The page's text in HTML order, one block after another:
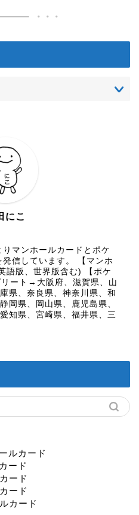
にこ
マンホールカードとポケ
信しています。 【マンホ
語版、世界版含む) 【ポケ
ート→大阪府、滋賀県、山
県、奈良県、神奈川県、和
岡県、岡山県、鹿児島県、
知県、宮崎県、福井県、三
ルカード
ード
ード
ード
カード